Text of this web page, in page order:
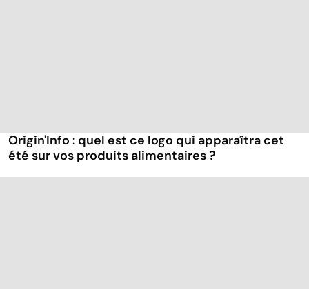
Origin'Info : quel est ce logo qui apparaîtra cet
été sur vos produits alimentaires ?